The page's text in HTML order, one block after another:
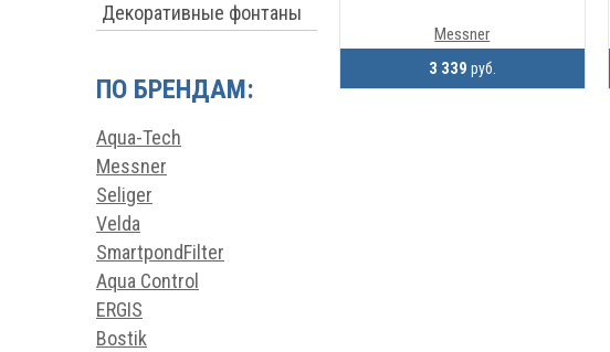
Декоративные фонтаны
ПО БРЕНДАМ:
Aqua-Tech
Messner
Seliger
Velda
SmartpondFilter
Aqua Control
ERGIS
Bostik
Messner
3 339 руб.